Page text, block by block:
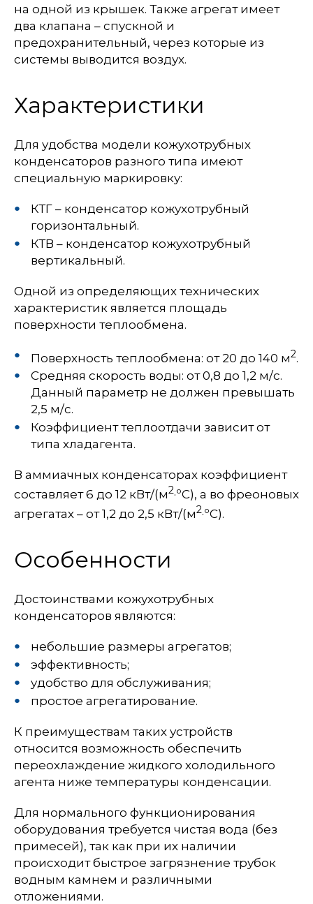
на одной из крышек. Также агрегат имеет
два клапана – спускной и
предохранительный, через которые из
системы выводится воздух.
Характеристики
Для удобства модели кожухотрубных
конденсаторов разного типа имеют
специальную маркировку:
КТГ – конденсатор кожухотрубный
горизонтальный.
КТВ – конденсатор кожухотрубный
вертикальный.
Одной из определяющих технических
характеристик является площадь
поверхности теплообмена.
Поверхность теплообмена: от 20 до 140 м2.
Средняя скорость воды: от 0,8 до 1,2 м/с.
Данный параметр не должен превышать
2,5 м/с.
Коэффициент теплоотдачи зависит от
типа хладагента.
В аммиачных конденсаторах коэффициент
составляет 6 до 12 кВт/(м2·ºС), а во фреоновых
агрегатах – от 1,2 до 2,5 кВт/(м2·ºС).
Особенности
Достоинствами кожухотрубных
конденсаторов являются:
небольшие размеры агрегатов;
эффективность;
удобство для обслуживания;
простое агрегатирование.
К преимуществам таких устройств
относится возможность обеспечить
переохлаждение жидкого холодильного
агента ниже температуры конденсации.
Для нормального функционирования
оборудования требуется чистая вода (без
примесей), так как при их наличии
происходит быстрое загрязнение трубок
водным камнем и различными
отложениями.